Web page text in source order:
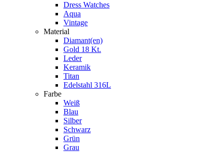
Dress Watches
Aqua
Vintage
Material
Diamant(en)
Gold 18 Kt.
Leder
Keramik
Titan
Edelstahl 316L
Farbe
Weiß
Blau
Silber
Schwarz
Grün
Grau